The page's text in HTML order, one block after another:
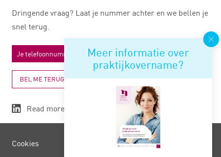
Meer informatie over
praktijkovername?
Dringende vraag? Laat je nummer achter en we bellen je
snel terug.
BEL ME TERUG
Read more
Cookies